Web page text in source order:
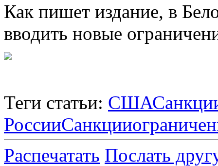
Как пишет издание, в
вводить новые
Теги статьи: США
РоссииСанкции
Распечатать Послать